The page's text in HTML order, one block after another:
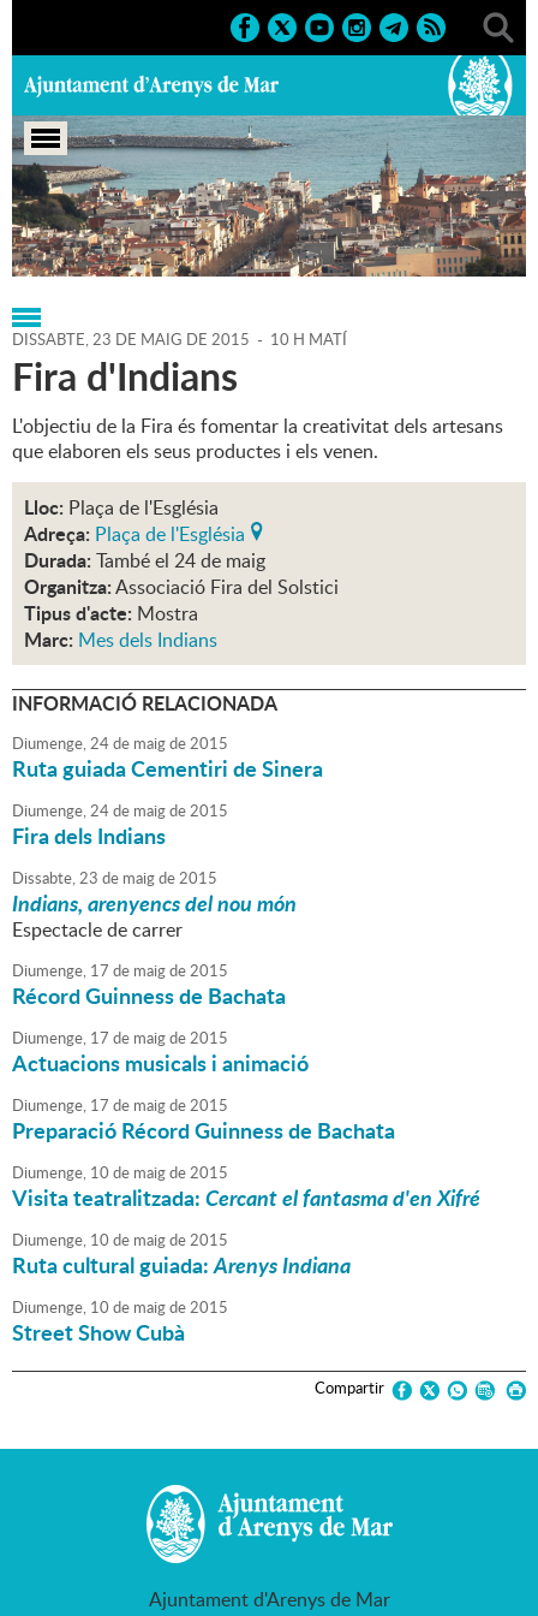
Portada > Regidories > Cultura > Agenda > 23-05-2015
DISSABTE,23 DE MAIG DE 2015 - 10 H MATÍ
Fira d'Indians
L'objectiu de la Fira és fomentar la creativitat dels artesans
que elaboren els seus productes i els venen.
Lloc: Plaça de l'Església
Adreça: Plaça de l'Església
Durada: També el 24 de maig
Organitza:Associació Fira del Solstici
Tipus d'acte: Mostra
Marc: Mes dels Indians
INFORMACIÓ RELACIONADA
Diumenge,24de maigde2015
Ruta guiada Cementiri de Sinera
Diumenge,24de maigde2015
Fira dels Indians
Dissabte,23 de maigde2015
Indians, arenyencs del nou món
Espectacle de carrer
Diumenge, 17 de maigde2015
Récord Guinness de Bachata
Diumenge, 17 de maigde2015
Actuacions musicals i animació
Diumenge, 17 de maigde2015
Preparació Récord Guinness de Bachata
Diumenge, 10 de maigde2015
Visita teatralitzada:Cercant el fantasma d'en Xifré
Diumenge, 10 de maigde2015
Ruta cultural guiada:Arenys Indiana
Diumenge, 10 de maigde2015
Street Show Cubà
Compartir
Ajuntament d'Arenys de Mar